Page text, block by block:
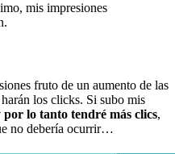
mis impresiones
fruto de un aumento de las
los clicks. Si subo mis
lo tanto tendré más clics,
no debería ocurrir…